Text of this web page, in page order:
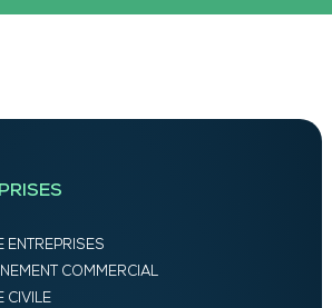
ENTREPRISES
COMMERCIAL
CIVILE